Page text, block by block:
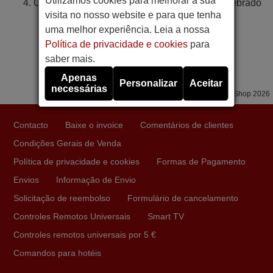
O controle remoto está com defeito ou está quebrado
Copyright © Mandis Shop 2026
Contacto Baixe o invoice
Comentários de clientes
Condições Gerais de Venda
Política de privacidade e cookies
Formas de Pagamento
Envios
Informação de Envio
Solicitação de reembolso
Formulário de cancelamento
Controles Remotos Universais
Smart TV
Controles remotos universais por 5 €
Comandos para hotéis
visita no nosso website e para que tenha
uma melhor experiência. Leia a nossa
Política de privacidade e cookiespara
saber mais.
Apenas
necessárias
Personalizar Aceitar